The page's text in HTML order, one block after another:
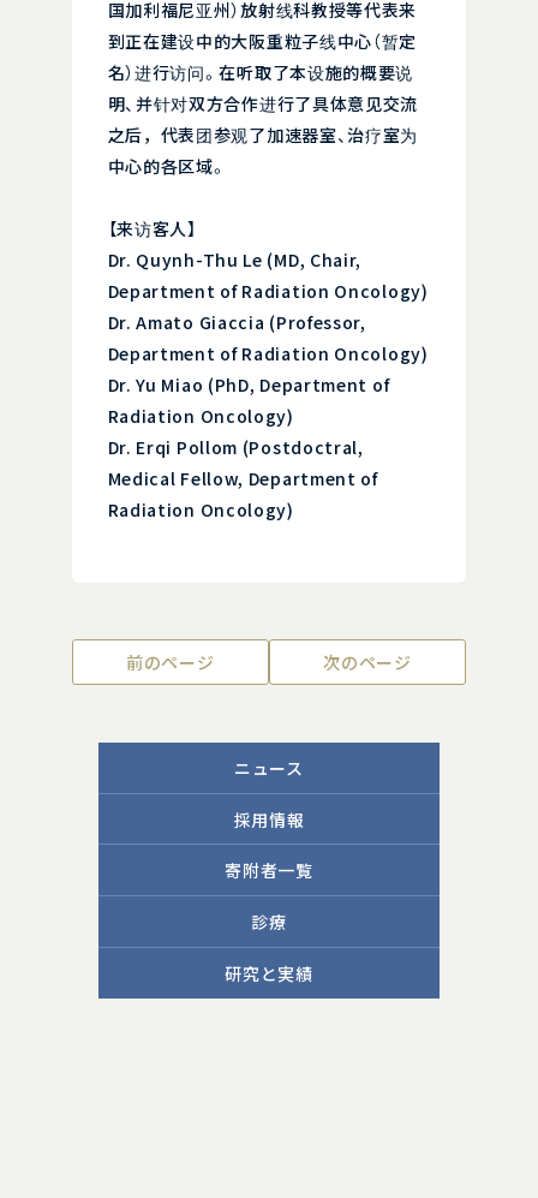
国加利福尼亚州）放射线科教授等代表来
到正在建设中的大阪重粒子线中心（暂定
名）进行访问。在听取了本设施的概要说
明、并针对双方合作进行了具体意见交流
之后，代表团参观了加速器室、治疗室为
中心的各区域。
【来访客人】
Dr. Quynh-Thu Le (MD, Chair,
Department of Radiation Oncology)
Dr. Amato Giaccia (Professor,
Department of Radiation Oncology)
Dr. Yu Miao (PhD, Department of
Radiation Oncology)
Dr. Erqi Pollom (Postdoctral,
Medical Fellow, Department of
Radiation Oncology)
前のページ 次のページ
ニュース
採用情報
寄附者一覧
診療
研究と実績